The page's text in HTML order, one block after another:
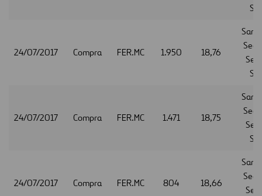
24/07/2017 Compra FER.MC 1.950 18,76
24/07/2017 Compra FER.MC 1.471 18,75
24/07/2017 Compra FER.MC 804 18,66